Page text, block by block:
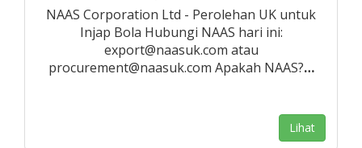
NAAS Corporation Ltd - Perolehan UK untuk
Injap Bola Hubungi NAAS hari ini:
export@naasuk.com atau
procurement@naasuk.com Apakah NAAS?…
Lihat